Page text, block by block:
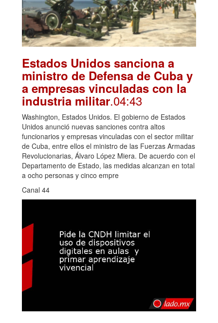
Estados Unidos sanciona a
ministro de Defensa de Cuba y
a empresas vinculadas con la
industria militar.04:43
Washington, Estados Unidos. El gobierno de Estados
Unidos anunció nuevas sanciones contra altos
funcionarios y empresas vinculadas con el sector militar
de Cuba, entre ellos el ministro de las Fuerzas Armadas
Revolucionarias, Álvaro López Miera. De acuerdo con el
Departamento de Estado, las medidas alcanzan en total
a ocho personas y cinco empre
Canal 44